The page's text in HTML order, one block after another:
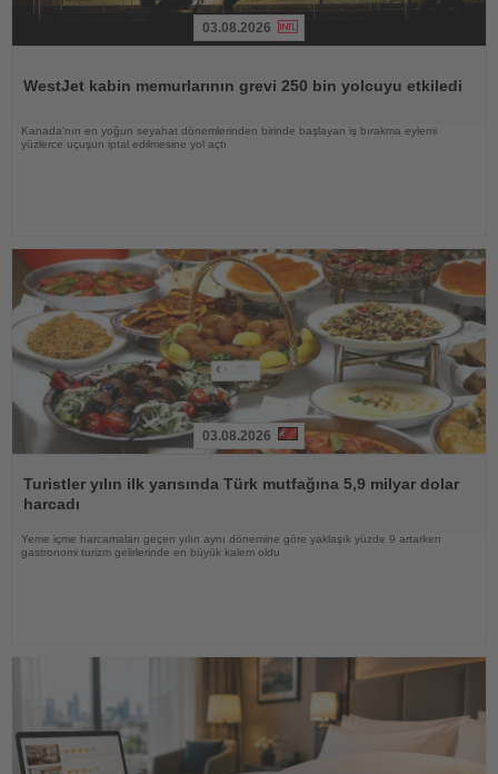
03.08.2026
WestJet kabin memurlarının grevi 250 bin yolcuyu etkiledi
Kanada'nın en yoğun seyahat dönemlerinden birinde başlayan iş bırakma eylemi
yüzlerce uçuşun iptal edilmesine yol açtı
Oku
03.08.2026
Turistler yılın ilk yarısında Türk mutfağına 5,9 milyar dolar
harcadı
Yeme içme harcamaları geçen yılın aynı dönemine göre yaklaşık yüzde 9 artarken
gastronomi turizm gelirlerinde en büyük kalem oldu